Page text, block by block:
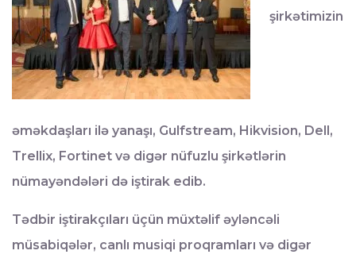
şirkətimizin
əməkdaşları ilə yanaşı, Gulfstream, Hikvision, Dell,
Trellix, Fortinet və digər nüfuzlu şirkətlərin
nümayəndələri də iştirak edib.
Tədbir iştirakçıları üçün müxtəlif əyləncəli
müsabiqələr, canlı musiqi proqramları və digər